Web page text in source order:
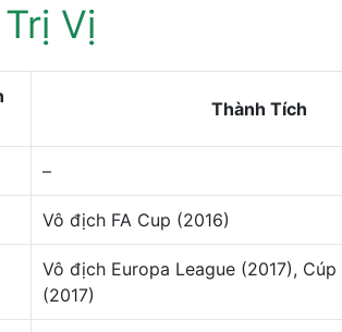
Vị
Thành Tích
–
Vô địch FA Cup (2016)
Vô địch Europa League (2017),
(2017)